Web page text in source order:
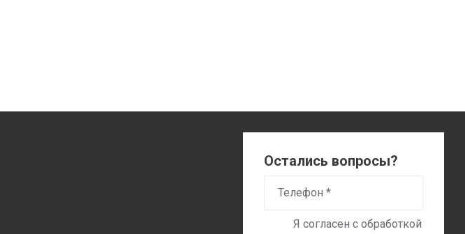
Остались вопросы?
Я согласен с обработкой